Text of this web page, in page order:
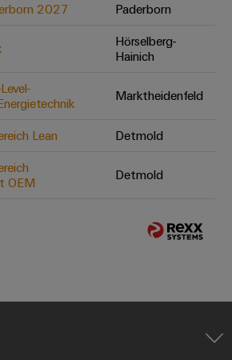
2027
Paderborn
Hörselberg-
Hainich
Marktheidenfeld
Lean
Detmold
OEM
Detmold